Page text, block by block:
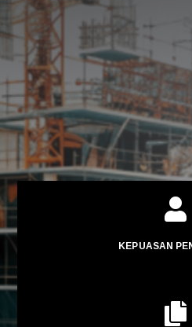

KEPUASAN
